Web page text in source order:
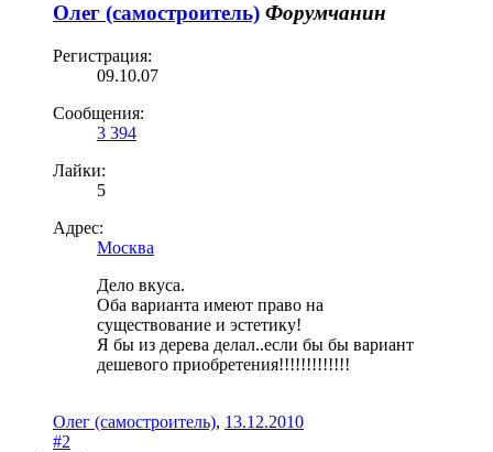
Олег (самостроитель) Форумчанин
Регистрация:
09.10.07
Сообщения:
3 394
Лайки:
5
Адрес:
Москва
Дело вкуса.
Оба варианта имеют право на
существование и эстетику!
Я бы из дерева делал..если бы бы вариант
дешевого приобретения!!!!!!!!!!!!!
Олег (самостроитель), 13.12.2010
#2